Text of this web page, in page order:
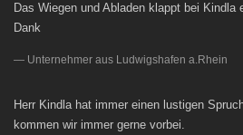
Das Wiegen und Abladen klappt bei
Dank
Unternehmer aus Ludwigshafen a.Rhein
Herr Kindla hat immer einen lustigen
kommen wir immer gerne vorbei.